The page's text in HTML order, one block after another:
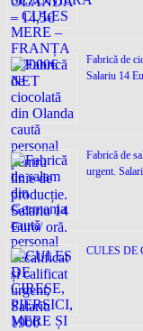
Fabrică de
Salariu 14
Fabrică de
urgent.
CULES DE